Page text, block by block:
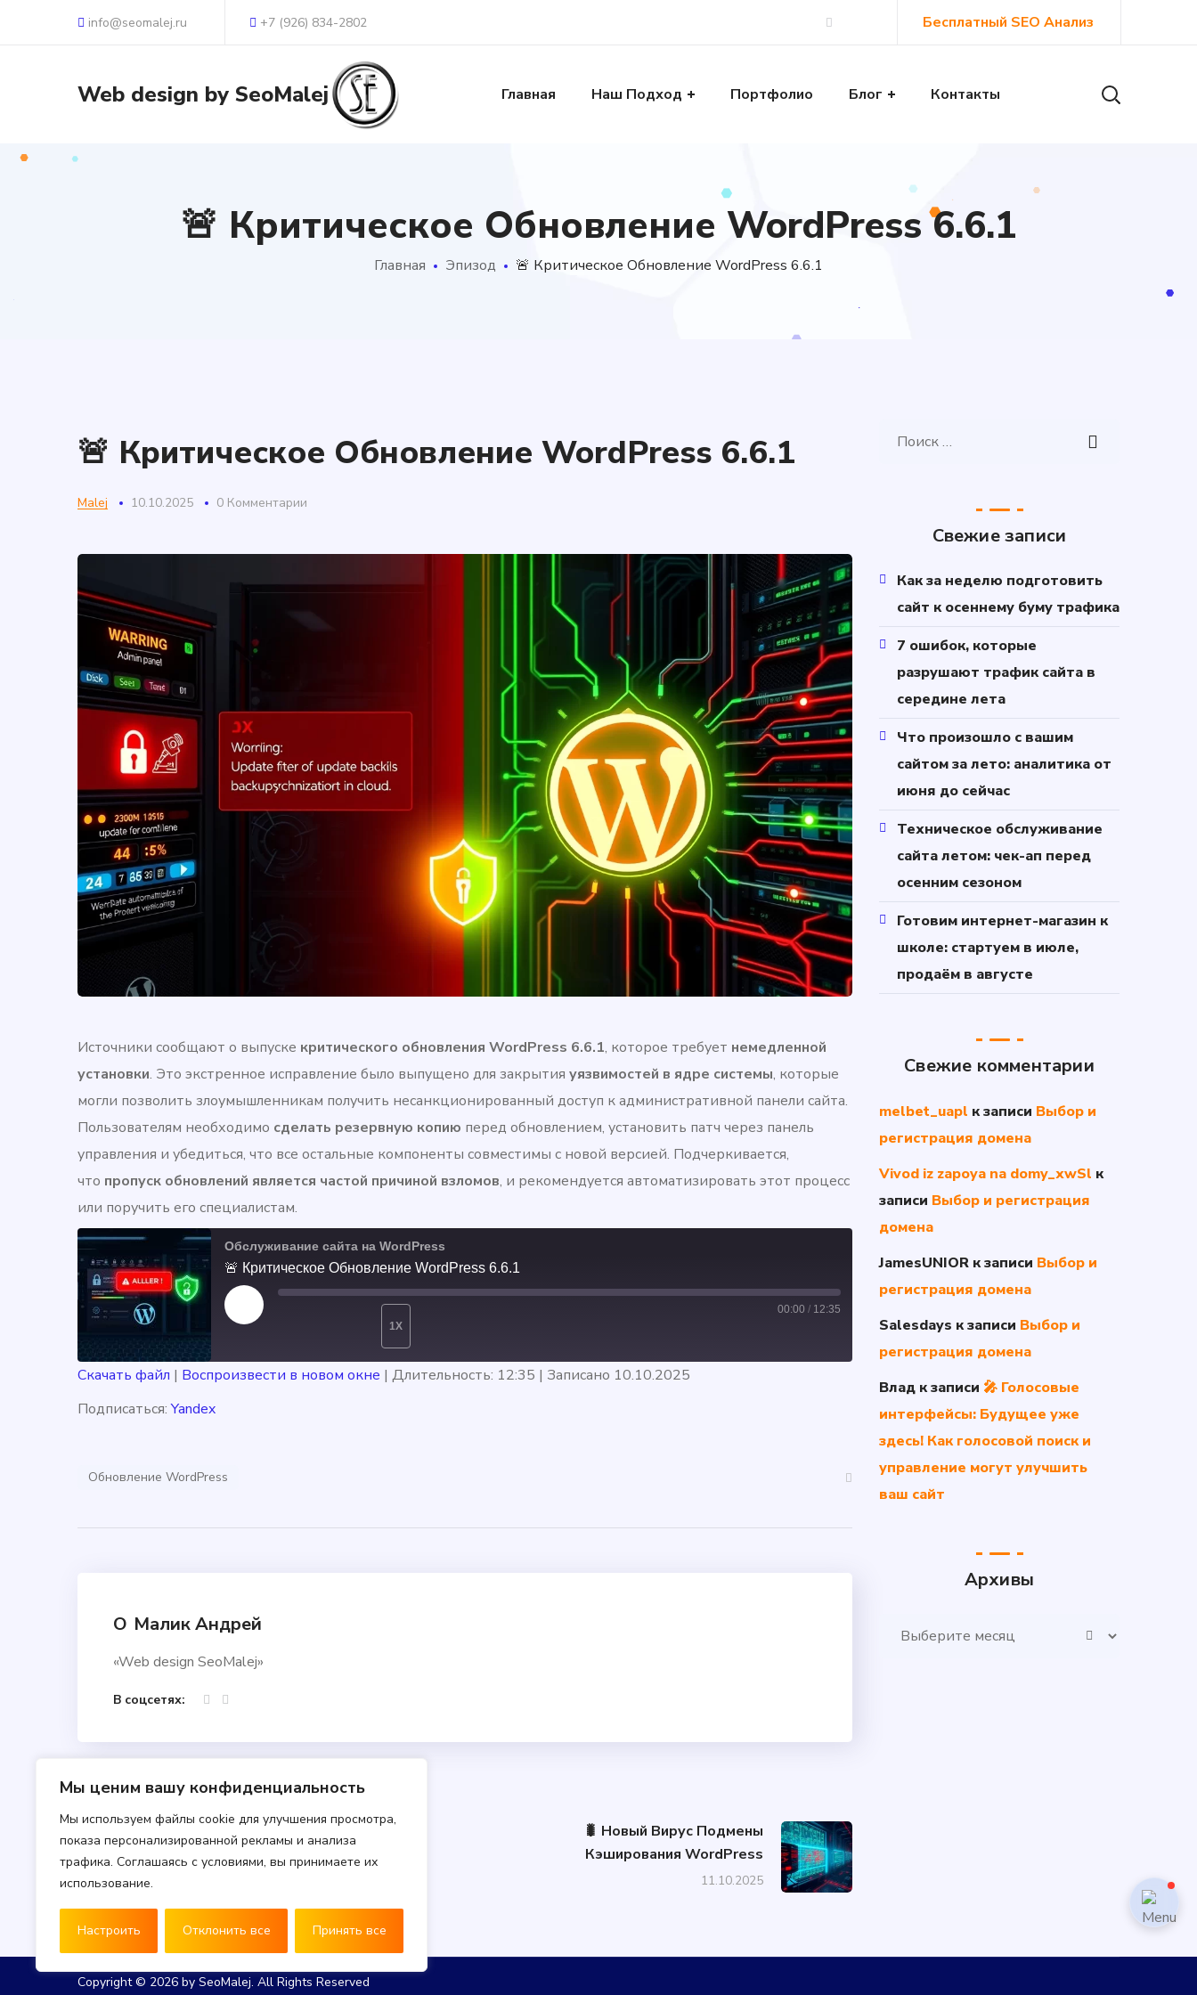
Мы ценим вашу конфиденциальность
Мы используем файлы cookie для улучшения просмотра,
показа персонализированной рекламы и анализа
трафика. Соглашаясь с условиями, вы принимаете их
использование.
Настроить Отклонить все Принять все
info@seomalej.ru +7 (926) 834-2802 Бесплатный SEO Анализ
Главная Наш Подход Портфолио Блог Контакты
🚨 Критическое Обновление WordPress 6.6.1
Главная Эпизод 🚨 Критическое Обновление WordPress 6.6.1
🚨 Критическое Обновление WordPress 6.6.1
Malej 10.10.2025 0 Комментарии
Источники сообщают о выпуске критического обновления WordPress 6.6.1, которое требует немедленной
установки. Это экстренное исправление было выпущено для закрытия уязвимостей в ядре системы, которые
могли позволить злоумышленникам получить несанкционированный доступ к административной панели сайта.
Пользователям необходимо сделать резервную копию перед обновлением, установить патч через панель
управления и убедиться, что все остальные компоненты совместимы с новой версией. Подчеркивается,
что пропуск обновлений является частой причиной взломов, и рекомендуется автоматизировать этот процесс
или поручить его специалистам.
Обслуживание сайта на WordPress
🚨 Критическое Обновление WordPress 6.6.1
PLAY
1X
00:00 / 12:35
Скачать файл | Воспроизвести в новом окне | Длительность: 12:35 | Записано 10.10.2025
Подписаться:Yandex
Обновление WordPress
О Малик Андрей
«Web design SeoMalej»
В соцсетях:
🐛 Новый Вирус Подмены
Кэширования WordPress
11.10.2025
Свежие записи
Как за неделю подготовить
сайт к осеннему буму трафика
7 ошибок, которые
разрушают трафик сайта в
середине лета
Что произошло с вашим
сайтом за лето: аналитика от
июня до сейчас
Техническое обслуживание
сайта летом: чек-ап перед
осенним сезоном
Готовим интернет-магазин к
школе: стартуем в июле,
продаём в августе
Свежие комментарии
melbet_uapl к записи Выбор и
регистрация домена
Vivod iz zapoya na domy_xwSl к
записи Выбор и регистрация
домена
JamesUNIOR к записи Выбор и
регистрация домена
Salesdays к записи Выбор и
регистрация домена
Влад к записи 🎤 Голосовые
интерфейсы: Будущее уже
здесь! Как голосовой поиск и
управление могут улучшить
ваш сайт
Архивы
Архивы
Copyright © 2026 by SeoMalej. All Rights Reserved